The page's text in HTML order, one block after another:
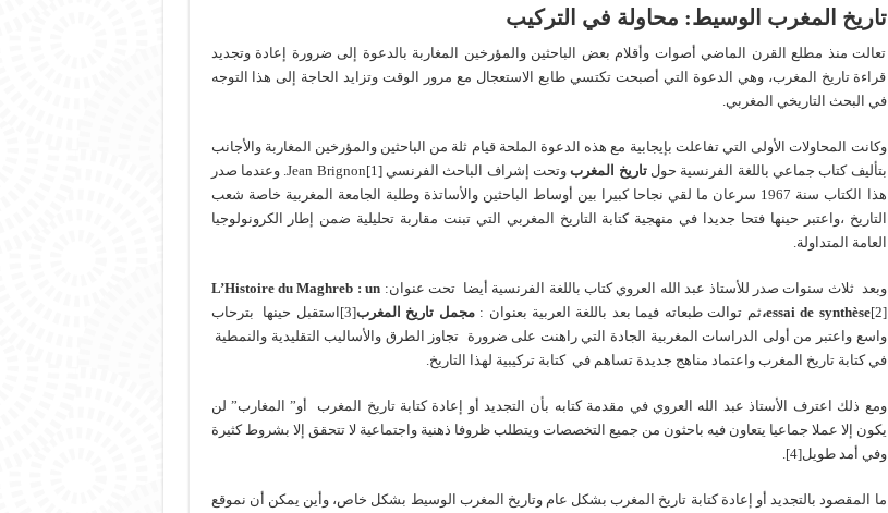
تاريخ المغرب الوسيط: محاولة في التركيب
تعالت منذ مطلع القرن الماضي أصوات وأقلام بعض الباحثين والمؤرخين المغاربة بالدعوة إلى ضرورة إعادة وتجديد
قراءة تاريخ المغرب، وهي الدعوة التي أصبحت تكتسي طابع الاستعجال مع مرور الوقت وتزايد الحاجة إلى هذا التوجه
في البحث التاريخي المغربي.
وكانت المحاولات الأولى التي تفاعلت بإيجابية مع هذه الدعوة الملحة قيام ثلة من الباحثين والمؤرخين المغاربة والأجانب
بتأليف كتاب جماعي باللغة الفرنسية حولتاريخ المغرب
وتحت إشراف الباحث الفرنسي Jean Brignon[1]. وعندما صدر
هذا الكتاب سنة 1967 سرعان ما لقي نجاحا كبيرا بين أوساط الباحثين والأساتذة وطلبة الجامعة المغربية خاصة شعب
التاريخ ،واعتبر حينها فتحا جديدا في منهجية كتابة التاريخ المغربي التي تبنت مقاربة تحليلية ضمن إطار الكرونولوجيا
العامة المتداولة.
وبعد ثلاث سنوات صدر للأستاذ عبد الله العروي كتاب باللغة الفرنسية أيضا تحت عنوان: L’Histoire du Maghreb : un
essai de synthèse[2] ،ثم توالت طبعاته فيما بعد باللغة العربية بعنوان :مجمل تاريخ المغرب
[3]استقبل حينها بترحاب
واسع واعتبر من أولى الدراسات المغربية الجادة التي راهنت على ضرورة تجاوز الطرق والأساليب التقليدية والنمطية
في كتابة تاريخ المغرب واعتماد مناهج جديدة تساهم في كتابة تركيبية لهذا التاريخ.
ومع ذلك اعترف الأستاذ عبد الله العروي في مقدمة كتابه بأن التجديد أو إعادة كتابة تاريخ المغرب أو” المغارب” لن
يكون إلا عملا جماعيا يتعاون فيه باحثون من جميع التخصصات ويتطلب ظروفا ذهنية واجتماعية لا تتحقق إلا بشروط كثيرة
وفي أمد طويل[4].
ما المقصود بالتجديد أو إعادة كتابة تاريخ المغرب بشكل عام وتاريخ المغرب الوسيط بشكل خاص، وأين يمكن أن نموقع